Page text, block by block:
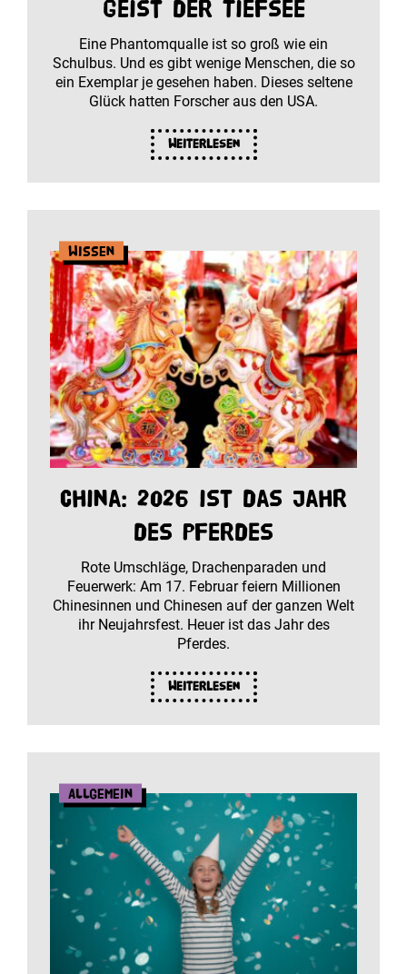
Geist der Tiefsee
Eine Phantomqualle ist so groß wie ein
Schulbus. Und es gibt wenige Menschen, die so
ein Exemplar je gesehen haben. Dieses seltene
Glück hatten Forscher aus den USA.
Weiterlesen
Wissen
China: 2026 ist das Jahr
des Pferdes
Rote Umschläge, Drachenparaden und
Feuerwerk: Am 17. Februar feiern Millionen
Chinesinnen und Chinesen auf der ganzen Welt
ihr Neujahrsfest. Heuer ist das Jahr des
Pferdes.
Weiterlesen
Allgemein